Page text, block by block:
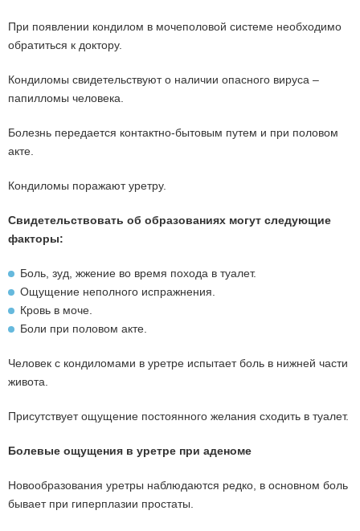
При появлении кондилом в мочеполовой системе необходимо
обратиться к доктору.
Кондиломы свидетельствуют о наличии опасного вируса –
папилломы человека.
Болезнь передается контактно-бытовым путем и при половом
акте.
Кондиломы поражают уретру.
Свидетельствовать об образованиях могут следующие
факторы:
Боль, зуд, жжение во время похода в туалет.
Ощущение неполного испражнения.
Кровь в моче.
Боли при половом акте.
Человек с кондиломами в уретре испытает боль в нижней части
живота.
Присутствует ощущение постоянного желания сходить в туалет.
Болевые ощущения в уретре при аденоме
Новообразования уретры наблюдаются редко, в основном боль
бывает при гиперплазии простаты.